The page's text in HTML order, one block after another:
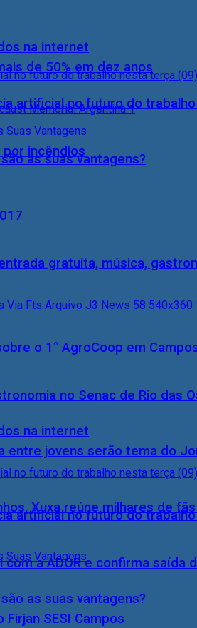
de 50% em dez anos
incêndios
gratuita, música,
o 1° AgroCoop em
na internet
artificial no futuro do
as suas vantagens?
na internet
artificial no futuro do
as suas vantagens?
no Senac de Rio das
entre jovens serão tema do
Xuxa reúne milhares de
a ADOR e confirma saída
SESI Campos